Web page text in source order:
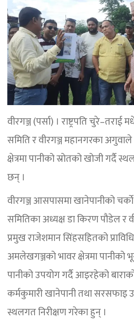
वीरगञ्ज (पर्सा) । राष्ट्रपति
समिति र वीरगञ्ज महानगरका
क्षेत्रमा पानीको स्रोतको खोजी गर्दै
छन् ।
वीरगञ्ज आसपासमा खानेपानीको
समितिका अध्यक्ष डा किरण पौडेल र
प्रमुख राजेशमान सिंहसहितको
अमलेखगञ्जको भावर क्षेत्रमा
पानीको उपयोग गर्दै आइरहेको
कर्मकुमारी खानेपानी तथा सरसफाइ
स्थलगत निरीक्षण गरेका हुन् ।